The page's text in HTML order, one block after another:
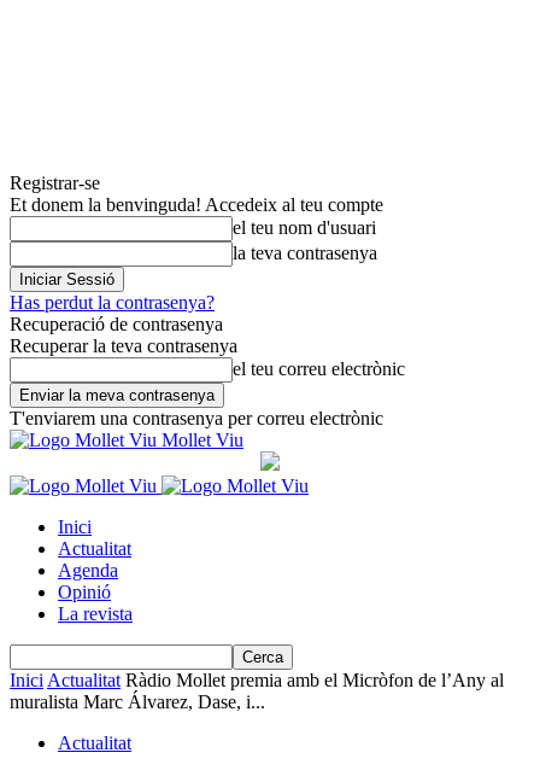
Registrar-se
Et donem la benvinguda! Accedeix al teu compte
el teu nom d'usuari
la teva contrasenya
Has perdut la contrasenya?
Recuperació de contrasenya
Recuperar la teva contrasenya
el teu correu electrònic
T'enviarem una contrasenya per correu electrònic
Mollet Viu
Inici
Actualitat
Agenda
Opinió
La revista
Inici Actualitat Ràdio Mollet premia amb el Micròfon de l’Any al
muralista Marc Álvarez, Dase, i...
Actualitat